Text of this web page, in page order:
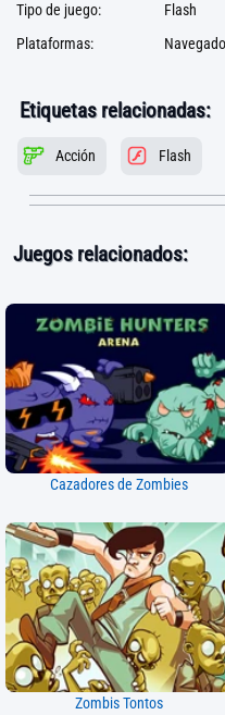
Tipo de juego:
Flash
Plataformas:
Etiquetas relacionadas:
Acción Flash
Juegos relacionados:
Cazadores de Zombies
Zombis Tontos